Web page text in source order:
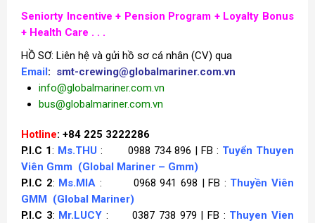
Seniorty Incentive + Pension Program + Loyalty Bonus
+ Health Care . . .
HỒ SƠ: Liên hệ và gửi hồ sơ cá nhân (CV) qua
Email: smt-crewing@globalmariner.com.vn
info@globalmariner.com.vn
bus@globalmariner.com.vn
Hotline: +84 225 3222286
P.I.C 1: Ms.THU : 0988 734 896 | FB : Tuyển Thuyen
Viên Gmm (Global Mariner – Gmm)
P.I.C 2: Ms.MIA : 0968 941 698 | FB : Thuyền Viên
GMM (Global Mariner)
P.I.C 3: Mr.LUCY : 0387 738 979 | FB : Thuyen Vien